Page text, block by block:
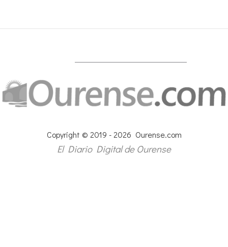
Copyright © 2019 - 2026 Ourense.com
El Diario Digital de Ourense